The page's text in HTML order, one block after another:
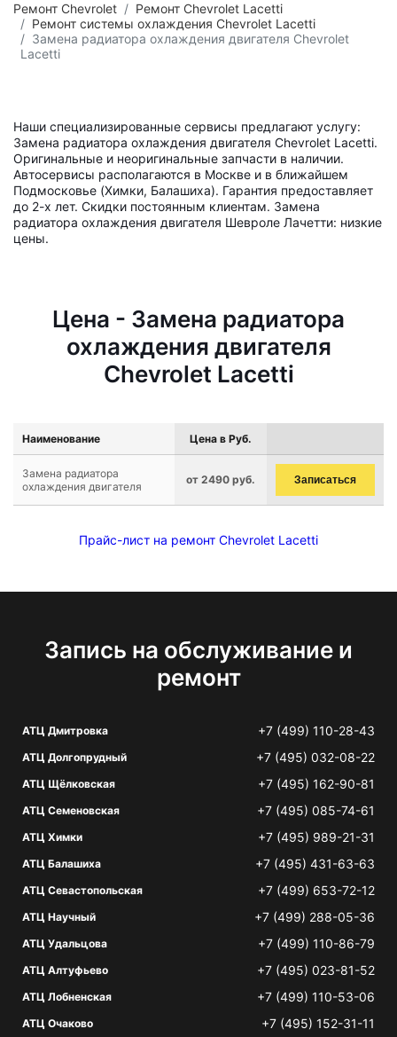
Ремонт Chevrolet
Ремонт Chevrolet Lacetti
Ремонт системы охлаждения Chevrolet Lacetti
Замена радиатора охлаждения двигателя Chevrolet
Lacetti
Наши специализированные сервисы предлагают услугу:
Замена радиатора охлаждения двигателя Chevrolet Lacetti.
Оригинальные и неоригинальные запчасти в наличии.
Автосервисы располагаются в Москве и в ближайшем
Подмосковье (Химки, Балашиха). Гарантия предоставляет
до 2-х лет. Скидки постоянным клиентам. Замена
радиатора охлаждения двигателя Шевроле Лачетти: низкие
цены.
Цена - Замена радиатора
охлаждения двигателя
Chevrolet Lacetti
Наименование Цена в Руб.
Замена радиатора
охлаждения двигателя
от 2490 руб. Записаться
Прайс-лист на ремонт Chevrolet Lacetti
Запись на обслуживание и
ремонт
АТЦ Дмитровка +7 (499) 110-28-43
АТЦ Долгопрудный +7 (495) 032-08-22
АТЦ Щёлковская +7 (495) 162-90-81
АТЦ Семеновская +7 (495) 085-74-61
АТЦ Химки +7 (495) 989-21-31
АТЦ Балашиха +7 (495) 431-63-63
АТЦ Севастопольская +7 (499) 653-72-12
АТЦ Научный +7 (499) 288-05-36
АТЦ Удальцова +7 (499) 110-86-79
АТЦ Алтуфьево +7 (495) 023-81-52
АТЦ Лобненская +7 (499) 110-53-06
АТЦ Очаково +7 (495) 152-31-11